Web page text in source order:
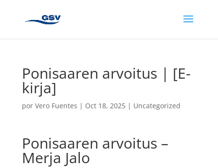
Ponisaaren arvoitus | [E-
kirja]
por Vero Fuentes | Oct 18, 2025| Uncategorized
Ponisaaren arvoitus –
Merja Jalo